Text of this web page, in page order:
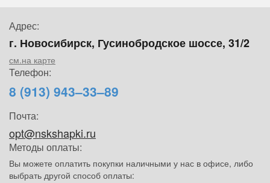
Адрес:
г. Новосибирск, Гусинобродское шоссе, 31/2
см.на карте
Телефон:
8 (913) 943–33–89
Почта:
opt@nskshapki.ru
Методы оплаты:
Вы можете оплатить покупки наличными у нас в офисе, либо
выбрать другой способ оплаты: